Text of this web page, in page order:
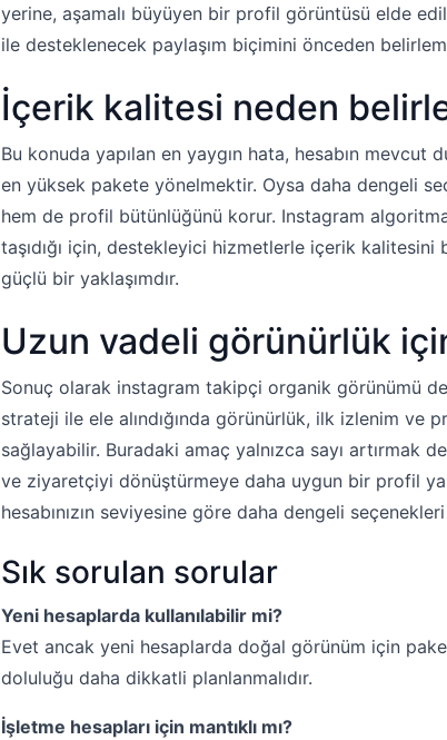
yerine, aşamalı büyüyen bir profil görüntüsü elde
ile desteklenecek paylaşım biçimini önceden
İçerik kalitesi neden
Bu konuda yapılan en yaygın hata, hesabın mevcut
en yüksek pakete yönelmektir. Oysa daha dengeli
hem de profil bütünlüğünü korur. Instagram
taşıdığı için, destekleyici hizmetlerle içerik
güçlü bir yaklaşımdır.
Uzun vadeli görünürlük
Sonuç olarak instagram takipçi organik görünümü
strateji ile ele alındığında görünürlük, ilk izlenim ve
sağlayabilir. Buradaki amaç yalnızca sayı artırmak
ve ziyaretçiyi dönüştürmeye daha uygun bir profil
hesabınızın seviyesine göre daha dengeli
Sık sorulan sorular
Yeni hesaplarda kullanılabilir mi?
Evet ancak yeni hesaplarda doğal görünüm için
doluluğu daha dikkatli planlanmalıdır.
İşletme hesapları için mantıklı mı?